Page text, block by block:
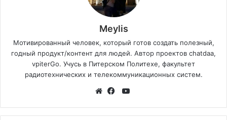
Meylis
Мотивированный человек, который готов создать полезный,
годный продукт/контент для людей. Автор проектов chatdaa,
vpiterGo. Учусь в Питерском Политехе, факультет
радиотехнических и телекоммуникационных систем.
YouTube